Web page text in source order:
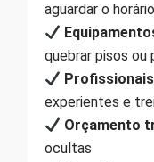
aguardar o
quebrar pisos ou
experientes e
Orçamento
ocultas